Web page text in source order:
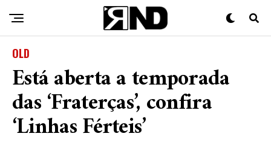
OLD
Está aberta a temporada
das ‘Fraterças’, confira
‘Linhas Férteis’